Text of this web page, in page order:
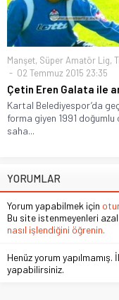
Manşet, Süper Amatör Lig,
02 Temmuz 2015 23:35
Çetin Eren Galata ile
Kartal Belediyespor’da
forma giyen 1991 doğumlu
saha...
YORUMLAR
Yorum yapabilmek için
Bu site istenmeyenleri
nasıl işlendiğini öğrenin.
Henüz yorum yapılmamış.
yapabilirsiniz.